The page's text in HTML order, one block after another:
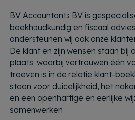
BV Accountants BV is
boekhoudkundig en fiscaal
ondersteunen wij ook onze
De klant en zijn wensen staan bij
plaats, waarbij vertrouwen één
troeven is in de relatie klant-
staan voor duidelijkheid, het
en een openhartige en eerlijke
samenwerken